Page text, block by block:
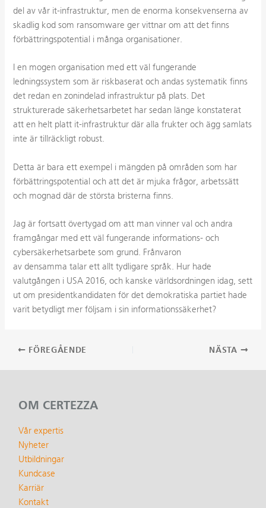
del av vår it-infrastruktur, men de enorma konsekvenserna av
skadlig kod som ransomware ger vittnar om att det finns
förbättringspotential i många organisationer.
I en mogen organisation med ett väl fungerande
ledningssystem som är riskbaserat och andas systematik finns
det redan en zonindelad infrastruktur på plats. Det
strukturerade säkerhetsarbetet har sedan länge konstaterat
att en helt platt it-infrastruktur där alla frukter och ägg samlats
inte är tillräckligt robust.
Detta är bara ett exempel i mängden på områden som har
förbättringspotential och att det är mjuka frågor, arbetssätt
och mognad där de största bristerna finns.
Jag är fortsatt övertygad om att man vinner val och andra
framgångar med ett väl fungerande informations- och
cybersäkerhetsarbete som grund. Frånvaron
avdensamma talar ett allt tydligare språk. Hur hade
valutgången i USA 2016, och kanske världsordningen idag, sett
ut om presidentkandidaten för det demokratiska partiet hade
varit betydligt mer följsam i sin informationssäkerhet?
Inläggsnavigering
FÖREGÅENDE NÄSTA
OM CERTEZZA
Vår expertis
Nyheter
Utbildningar
Kundcase
Karriär
Kontakt